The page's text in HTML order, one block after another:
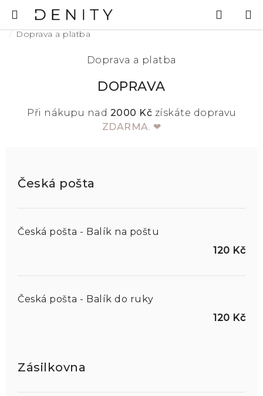
na
obsah
Hledat
Domů
Doprava a platba
Doprava a platba
DOPRAVA
Při nákupu nad 2000 Kč získáte dopravu
ZDARMA. ❤
Česká pošta
Česká pošta - Balík na poštu
120 Kč
Česká pošta - Balík do ruky
120 Kč
Zásilkovna